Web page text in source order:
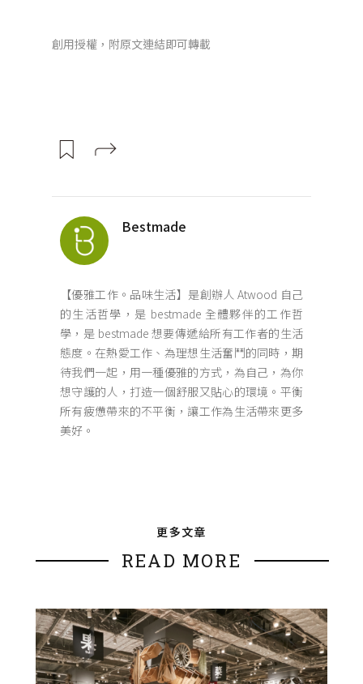
創用授權，附原文連結即可轉載
Bestmade
【優雅工作。品味生活】是創辦人 Atwood 自己
的生活哲學，是 bestmade 全體夥伴的工作哲
學，是 bestmade 想要傳遞給所有工作者的生活
態度。在熱愛工作、為理想生活奮鬥的同時，期
待我們一起，用一種優雅的方式，為自己，為你
想守護的人，打造一個舒服又貼心的環境。平衡
所有疲憊帶來的不平衡，讓工作為生活帶來更多
美好。
更多文章
READ MORE